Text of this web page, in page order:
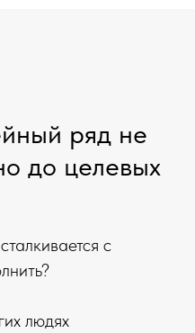
ряд не
до целевых
с
людях